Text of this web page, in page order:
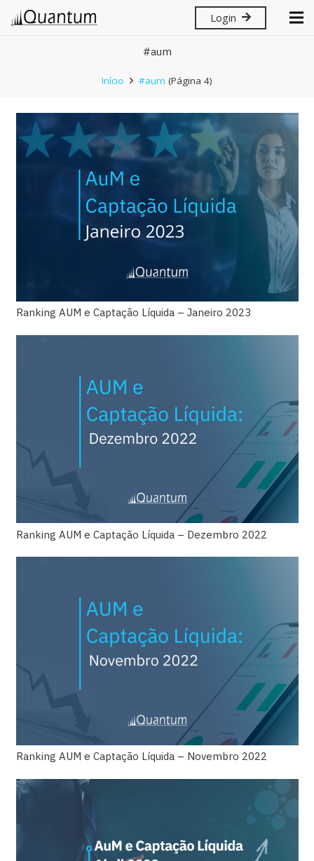
Login
#aum
Início #aum (Página 4)
Ranking AUM e Captação Líquida – Janeiro 2023
Ranking AUM e Captação Líquida – Dezembro 2022
Ranking AUM e Captação Líquida – Novembro 2022